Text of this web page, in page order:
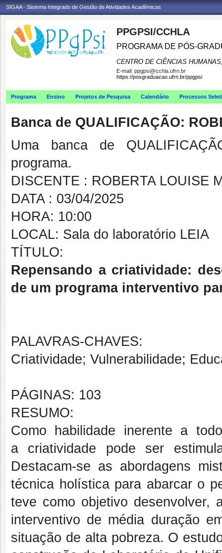
SIGAA - Sistema Integrado de Gestão de Atividades Acadêmicas
PPGPSI/CCHLA
PROGRAMA DE PÓS-
CENTRO DE CIÊNCIAS
E-mail: ppgpsi@cchla.ufrn.br
https://posgraduacao.ufrn.br/ppgpsi
Programa Ensino Projetos de Pesquisa Calendário Processos
Banca de QUALIFICAÇÃO:
Uma banca de
programa.
DISCENTE : ROBERTA LOUISE
DATA : 03/04/2025
HORA: 10:00
LOCAL: Sala do laboratório LEIA
TÍTULO:
Repensando a criatividade:
de um programa interventivo
PALAVRAS-CHAVES:
Criatividade; Vulnerabilidade;
PÁGINAS: 103
RESUMO:
Como habilidade inerente a
a criatividade pode ser
Destacam-se as abordagens
técnica holística para abarcar o
teve como objetivo desenvolver,
interventivo de média duração
situação de alta pobreza. O